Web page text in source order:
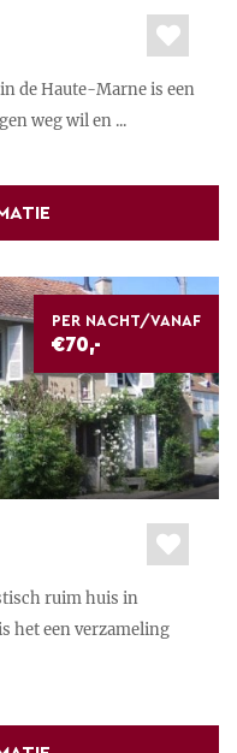
de Haute-Marne is een
weg wil en ...
PER NACHT/VANAF
€70,-
ruim huis in
het een verzameling